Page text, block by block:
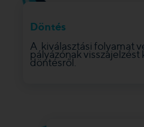
Döntés
A kiválasztási folyamat
pályázónak visszajelzést
döntésről.